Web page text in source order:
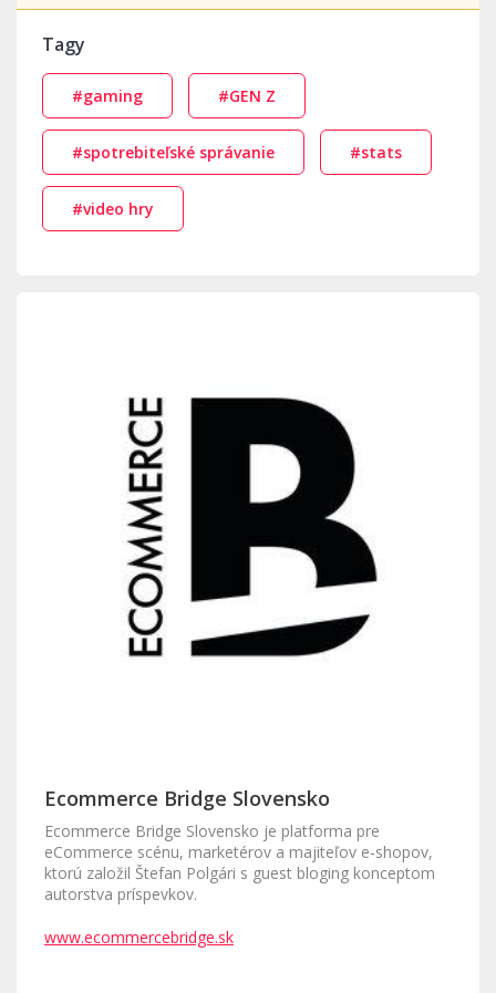
Tagy
#gaming #GEN Z
#spotrebiteľské správanie #stats
#video hry
Ecommerce Bridge Slovensko
Ecommerce Bridge Slovensko je platforma pre
eCommerce scénu, marketérov a majiteľov e-shopov,
ktorú založil Štefan Polgári s guest bloging konceptom
autorstva príspevkov.
www.ecommercebridge.sk